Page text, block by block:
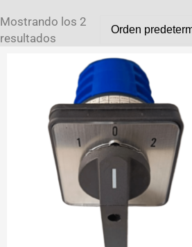
Mostrando los 2
resultados